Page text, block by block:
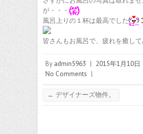
が・・・
風呂上りの１杯は最高でした
皆さんもお風呂で、疲れを癒し
By admin5963 | 2015年1月10日
No Comments |
← デザイナーズ物件。